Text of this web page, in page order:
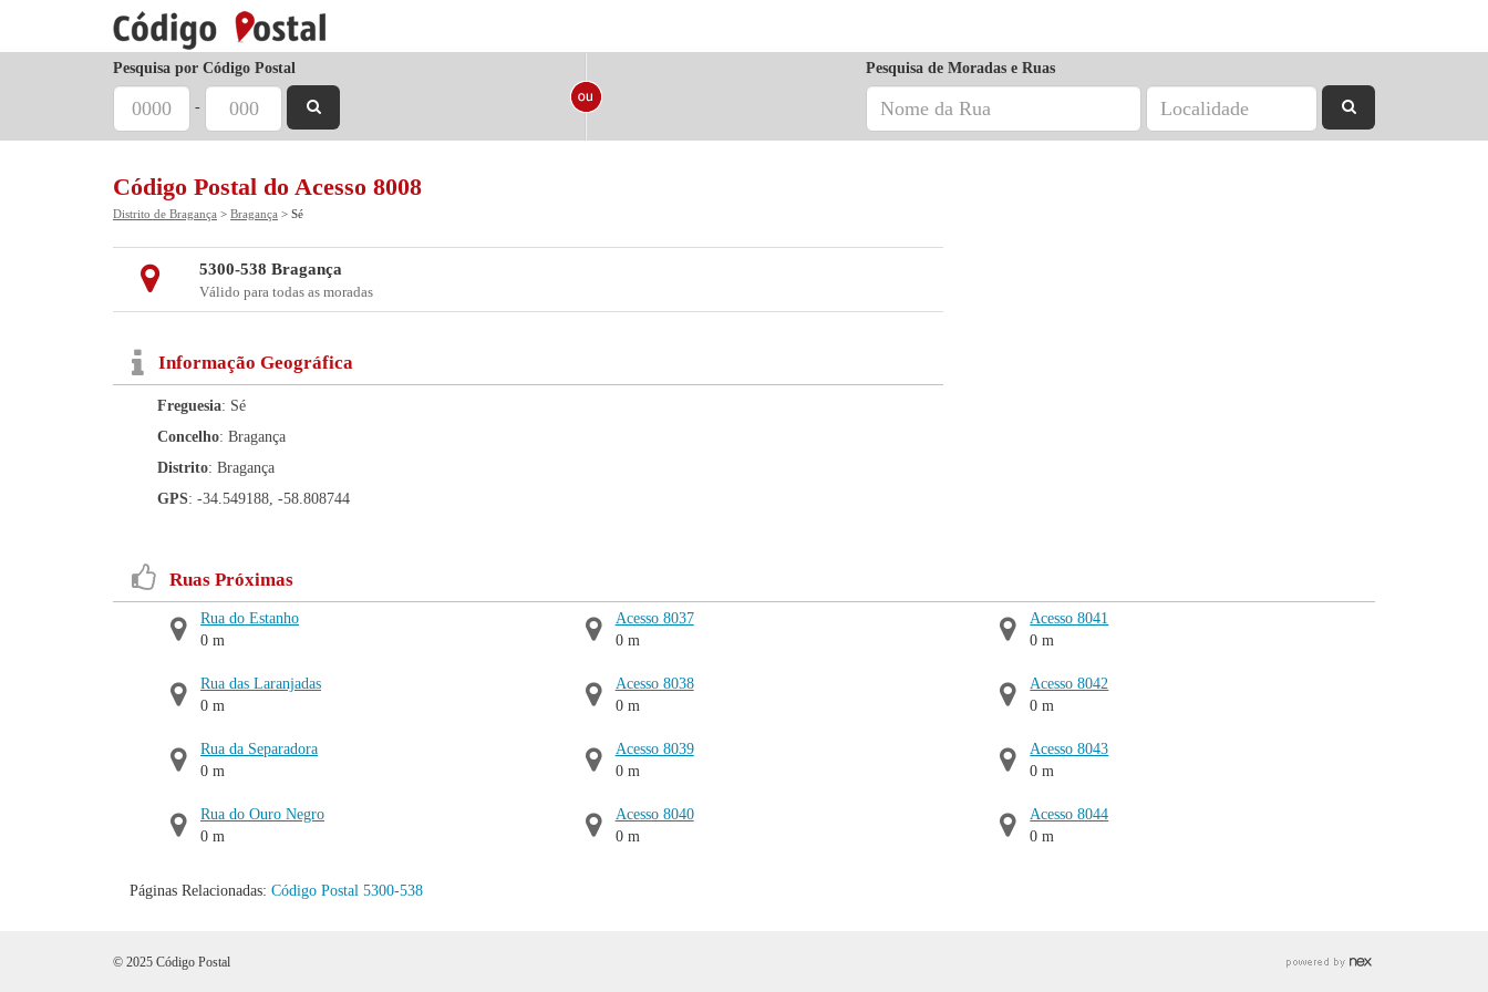
Pesquisa por Código Postal
-
Pesquisa de Moradas e Ruas
Código Postal do Acesso 8008
Distrito de Bragança > Bragança > Sé
5300-538 Bragança
Válido para todas as moradas
Informação Geográfica
Freguesia: Sé
Concelho: Bragança
Distrito: Bragança
GPS: -34.549188, -58.808744
Ruas Próximas
Rua do Estanho
0 m
Rua das Laranjadas
0 m
Rua da Separadora
0 m
Rua do Ouro Negro
0 m
Acesso 8037
0 m
Acesso 8038
0 m
Acesso 8039
0 m
Acesso 8040
0 m
Acesso 8041
0 m
Acesso 8042
0 m
Acesso 8043
0 m
Acesso 8044
0 m
Páginas Relacionadas: Código Postal 5300-538
© 2025 Código Postal